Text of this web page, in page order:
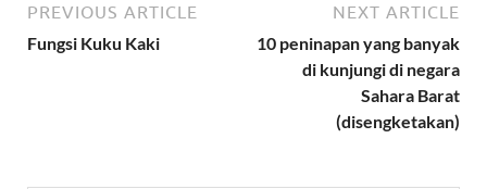
PREVIOUS ARTICLE
Fungsi Kuku Kaki
NEXT ARTICLE
10 peninapan yang banyak
di kunjungi di negara
Sahara Barat
(disengketakan)